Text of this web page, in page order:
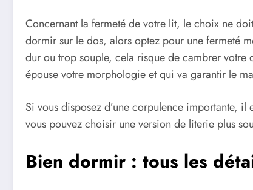
Concernant la fermeté de votre lit, le choix ne
dormir sur le dos, alors optez pour une fermeté
dur ou trop souple, cela risque de cambrer votre
épouse votre morphologie et qui va garantir le
Si vous disposez d’une corpulence importante,
vous pouvez choisir une version de literie plus
Bien dormir : tous les